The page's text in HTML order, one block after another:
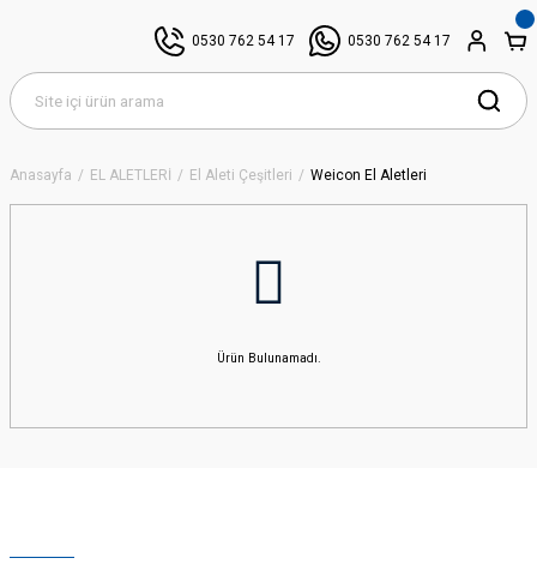
0530 762 54 17 0530 762 54 17
Anasayfa EL ALETLERİ El Aleti Çeşitleri Weicon El Aletleri
Ürün Bulunamadı.